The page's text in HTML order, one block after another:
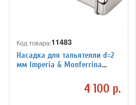
Код товара:11483
Насадка для тальятелли d=2
мм Imperia & Monferrina
4 100 р.